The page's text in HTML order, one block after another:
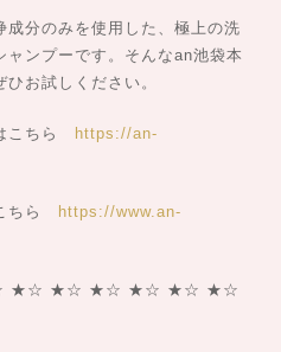
分のみを使用した、極上の洗
ンプーです。そんなan池袋本
お試しください。
こちら
https://an-
ちら
https://www.an-
★☆ ★☆ ★☆ ★☆ ★☆ ★☆